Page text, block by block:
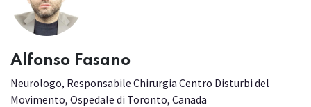
Alfonso Fasano
Neurologo, Responsabile Chirurgia Centro Disturbi del
Movimento, Ospedale di Toronto, Canada